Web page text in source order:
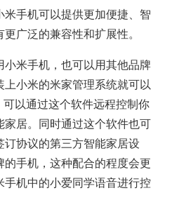
手机可以提供更加便捷、智
广泛的兼容性和扩展性。
米手机，也可以用其他品牌
小米的米家管理系统就可以
以通过这个软件远程控制你
居。同时通过这个软件也可
协议的第三方智能家居设
手机，这种配合的程度会更
机中的小爱同学语音进行控